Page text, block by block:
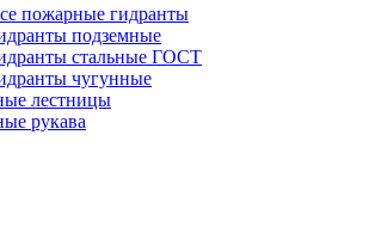
пожарные гидранты
подземные
стальные ГОСТ
чугунные
лестницы
рукава